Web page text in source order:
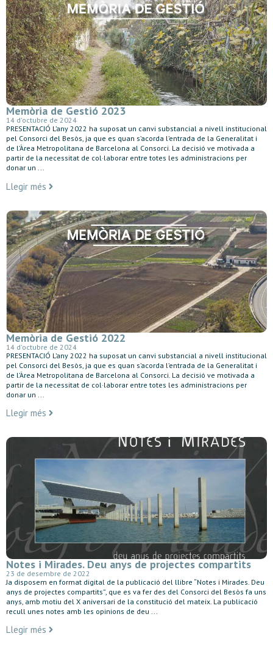
Memòria de Gestió 2023
14 d'octubre de 2024
PRESENTACIÓ L’any 2022 ha suposat un canvi substancial a nivell institucional
pel Consorci del Besòs, ja que es quan s’acorda l’entrada de la Generalitat i
de l’Àrea Metropolitana de Barcelona al Consorci. La decisió ve motivada a
partir de la necessitat de col·laborar entre totes les administracions per
donar un ...
Llegir més
Memòria de Gestió 2022
14 d'octubre de 2024
PRESENTACIÓ L’any 2022 ha suposat un canvi substancial a nivell institucional
pel Consorci del Besòs, ja que es quan s’acorda l’entrada de la Generalitat i
de l’Àrea Metropolitana de Barcelona al Consorci. La decisió ve motivada a
partir de la necessitat de col·laborar entre totes les administracions per
donar un ...
Llegir més
Notes i Mirades. Deu anys de projectes compartits
23 de desembre de 2022
Ja disposem en format digital de la publicació del llibre “Notes i Mirades. Deu
anys de projectes compartits”, que es va fer des del Consorci del Besòs fa uns
anys, amb motiu del X aniversari de la constitució del mateix. La publicació
recull unes notes amb les opinions de deu ...
Llegir més